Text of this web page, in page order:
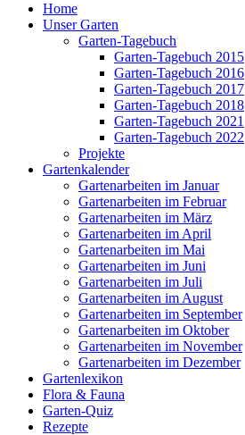
Home
Unser Garten
Garten-Tagebuch
Garten-Tagebuch 2015
Garten-Tagebuch 2016
Garten-Tagebuch 2017
Garten-Tagebuch 2018
Garten-Tagebuch 2021
Garten-Tagebuch 2022
Projekte
Gartenkalender
Gartenarbeiten im Januar
Gartenarbeiten im Februar
Gartenarbeiten im März
Gartenarbeiten im April
Gartenarbeiten im Mai
Gartenarbeiten im Juni
Gartenarbeiten im Juli
Gartenarbeiten im August
Gartenarbeiten im September
Gartenarbeiten im Oktober
Gartenarbeiten im November
Gartenarbeiten im Dezember
Gartenlexikon
Flora & Fauna
Garten-Quiz
Rezepte